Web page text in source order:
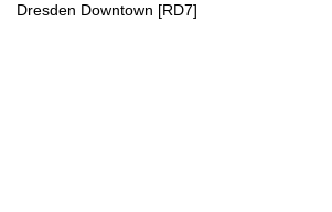
Dresden Downtown [RD7]